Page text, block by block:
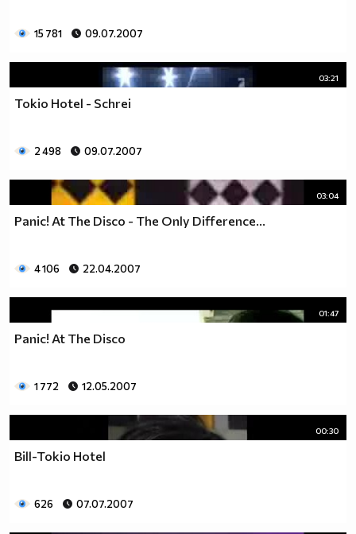
15 781 09.07.2007
03:21
Tokio Hotel - Schrei
2 498 09.07.2007
03:04
Panic! At The Disco - The Only Difference...
4 106 22.04.2007
01:47
Panic! At The Disco
1 772 12.05.2007
00:30
Bill-Tokio Hotel
626 07.07.2007